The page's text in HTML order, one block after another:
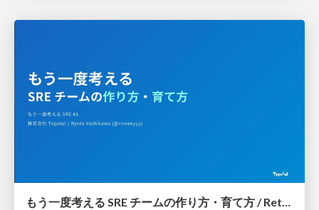
もう一度考える SRE チームの作り方・育て方 / Rethinking SRE #1: Building and Growing SRE Teams